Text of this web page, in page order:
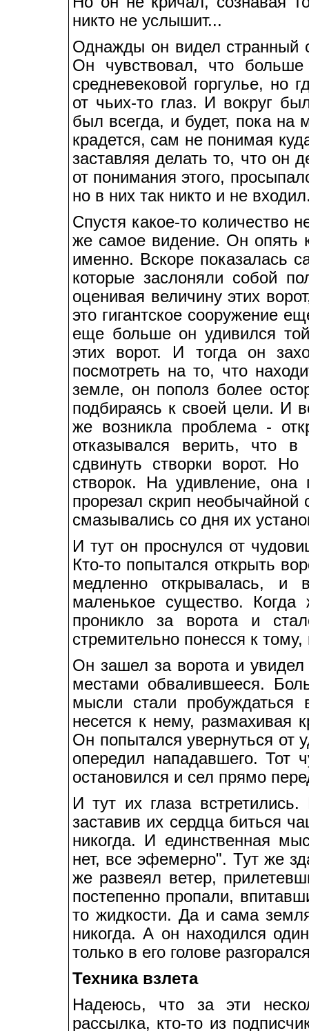
никто не услышит...
Однажды он видел странный
Он чувствовал, что
средневековой горгулье, но
от чьих-то глаз. И вокруг
был всегда, и будет, пока на
крадется, сам не понимая
заставляя делать то, что он
от понимания этого,
но в них так никто и не
Спустя какое-то количество
же самое видение. Он опять
именно. Вскоре показалась
которые заслоняли собой
оценивая величину этих
это гигантское сооружение
еще больше он удивился той
этих ворот. И тогда он
посмотреть на то, что
земле, он пополз более
подбираясь к своей цели. И
же возникла проблема -
отказывался верить, что
сдвинуть створки ворот.
створок. На удивление, она
прорезал скрип
смазывались со дня их
И тут он проснулся от
Кто-то попытался открыть
медленно открывалась, и
маленькое существо.
проникло за ворота и
стремительно понесся к
Он зашел за ворота и
местами обвалившееся.
мысли стали пробуждаться
несется к нему, размахивая
Он попытался увернуться от
опередил нападавшего.
остановился и сел прямо
И тут их глаза
заставив их сердца биться
никогда. И единственная
нет, все эфемерно". Тут же
же развеял ветер,
постепенно пропали,
то жидкости. Да и сама
никогда. А он находился
только в его голове
Техника взлета
Надеюсь, что за эти
рассылка, кто-то из